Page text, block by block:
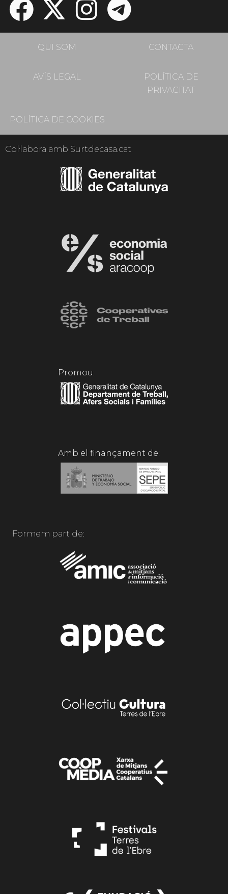
QUI SOM CONTACTA
AVÍS LEGAL
POLÍTICA DE
PRIVACITAT
POLÍTICA DE COOKIES
Col·labora amb Surtdecasa.cat
Promou:
Amb el finançament de:
Formem part de: